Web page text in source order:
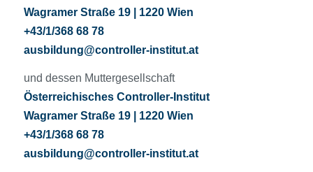
Wagramer Straße 19 | 1220 Wien
+43/1/368 68 78
ausbildung@controller-institut.at
und dessen Muttergesellschaft
Österreichisches Controller-Institut
Wagramer Straße 19 | 1220 Wien
+43/1/368 68 78
ausbildung@controller-institut.at